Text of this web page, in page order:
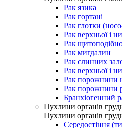
Рак язика
Рак гортані
Рак глотки
Рак верхньої і
Рак
Рак мигдалин
Рак слинних
Рак верхньої і
Рак порожнини
Рак порожнини
Бранхіогенний
Пухлини органів
Пухлини органів
Середостіння